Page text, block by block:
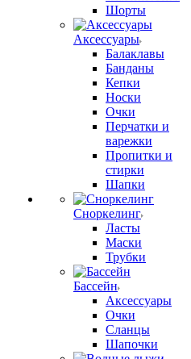
Шорты
Аксессуары
Балаклавы
Банданы
Кепки
Носки
Очки
Перчатки и
варежки
Пропитки и
стирки
Шапки
Сноркелинг
Ласты
Маски
Трубки
Бассейн
Аксессуары
Очки
Сланцы
Шапочки